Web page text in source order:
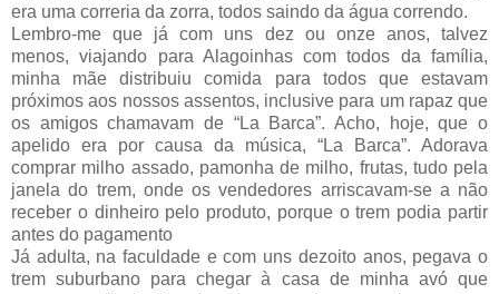
era uma correria da zorra, todos saindo da água correndo.
Lembro-me que já com uns dez ou onze anos, talvez
menos, viajando para Alagoinhas com todos da família,
minha mãe distribuiu comida para todos que estavam
próximos aos nossos assentos, inclusive para um rapaz que
os amigos chamavam de “La Barca”. Acho, hoje, que o
apelido era por causa da música, “La Barca”. Adorava
comprar milho assado, pamonha de milho, frutas, tudo pela
janela do trem, onde os vendedores arriscavam-se a não
receber o dinheiro pelo produto, porque o trem podia partir
antes do pagamento
Já adulta, na faculdade e com uns dezoito anos, pegava o
trem suburbano para chegar à casa de minha avó que